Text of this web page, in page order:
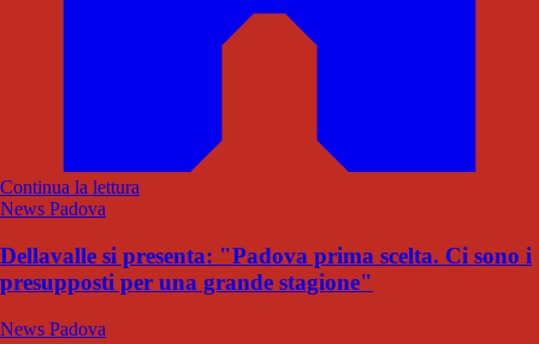
Continua la lettura
News Padova
Dellavalle si presenta: "Padova prima scelta. Ci sono i
presupposti per una grande stagione"
News Padova